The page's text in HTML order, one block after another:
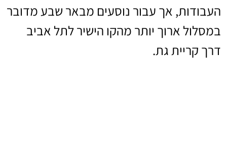
העבודות, אך עבור נוסעים מבאר שבע מדובר
במסלול ארוך יותר מהקו הישיר לתל אביב
דרך קריית גת.